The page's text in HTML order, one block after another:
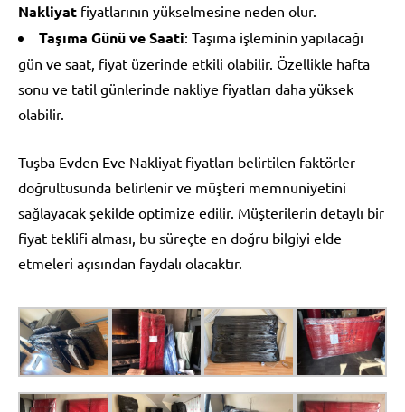
Nakliyat fiyatlarının yükselmesine neden olur.
Taşıma Günü ve Saati: Taşıma işleminin yapılacağı
gün ve saat, fiyat üzerinde etkili olabilir. Özellikle hafta
sonu ve tatil günlerinde nakliye fiyatları daha yüksek
olabilir.
Tuşba Evden Eve Nakliyat fiyatları belirtilen faktörler
doğrultusunda belirlenir ve müşteri memnuniyetini
sağlayacak şekilde optimize edilir. Müşterilerin detaylı bir
fiyat teklifi alması, bu süreçte en doğru bilgiyi elde
etmeleri açısından faydalı olacaktır.